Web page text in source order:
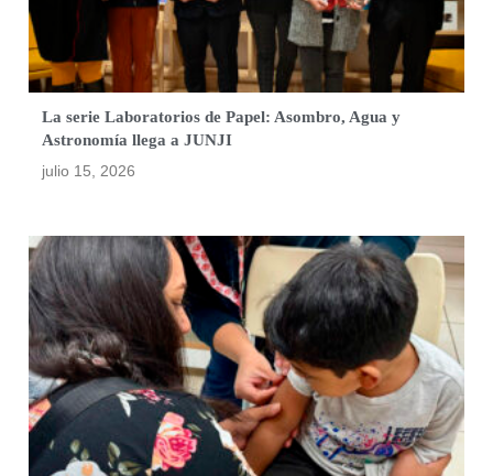
La serie Laboratorios de Papel: Asombro, Agua y
Astronomía llega a JUNJI
julio 15, 2026